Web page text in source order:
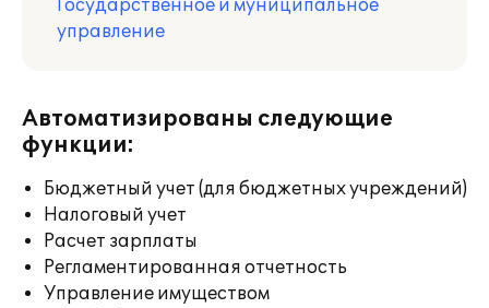
Государственное и муниципальное
управление
Автоматизированы следующие
функции:
Бюджетный учет (для бюджетных учреждений)
Налоговый учет
Расчет зарплаты
Регламентированная отчетность
Управление имуществом